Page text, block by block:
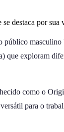
destaca por sua
exploram
como o
para o